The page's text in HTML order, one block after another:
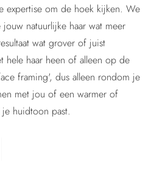
expertise om de hoek kijken. We
natuurlijke haar wat meer
wat grover of juist
haar heen of alleen op de
framing', dus alleen rondom je
met jou of een warmer of
huidtoon past.